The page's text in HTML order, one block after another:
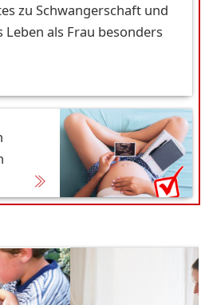
zu Schwangerschaft und
Leben als Frau besonders